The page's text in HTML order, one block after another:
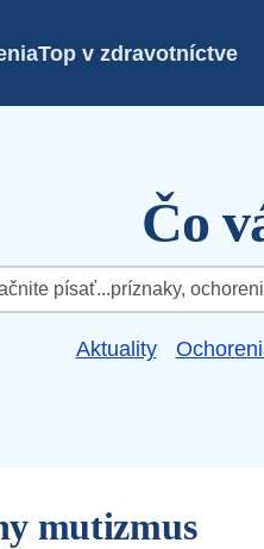
Top v zdravotníctve
Čo
Aktuality
mutizmus